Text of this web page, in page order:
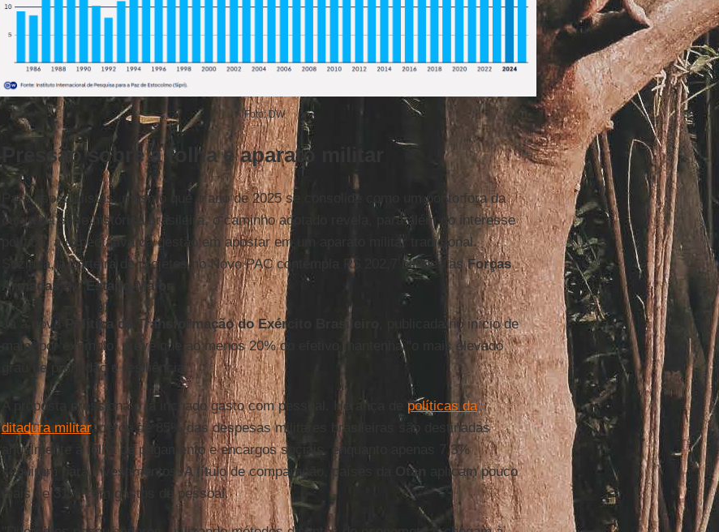
Foto: DW
Pressão sobre a folha e aparato militar
Para especialistas, mesmo que o ano de 2025 se consolide como um ponto fora da
curva da série histórica brasileira, o caminho adotado revela, para além do interesse
político, a expectativa da gestão em apostar em um aparato militar tradicional.
Sozinha, a carteira de projetos no Novo PAC contempla R$ 202,7 bilhões àsForças
Armadas
e o Estado-Maior
Já a nova Política de Transformação do Exército Brasileiro
, publicada no início de
maio, por exemplo, prevê que ao menos 20% do efetivo mantenha "o mais elevado
grau de prontidão e resiliência".
A proposta pressiona o já inchado gasto com pessoal. Herança de políticas da
ditadura militar, cerca de 85% das despesas militares brasileiras são destinadas
anualmente à folha de pagamento e encargos sociais, enquanto apenas 7,3%
seguiram para investimentos. A título de comparação, países da
Otan
aplicam pouco
mais de 31% com gastos de pessoal.